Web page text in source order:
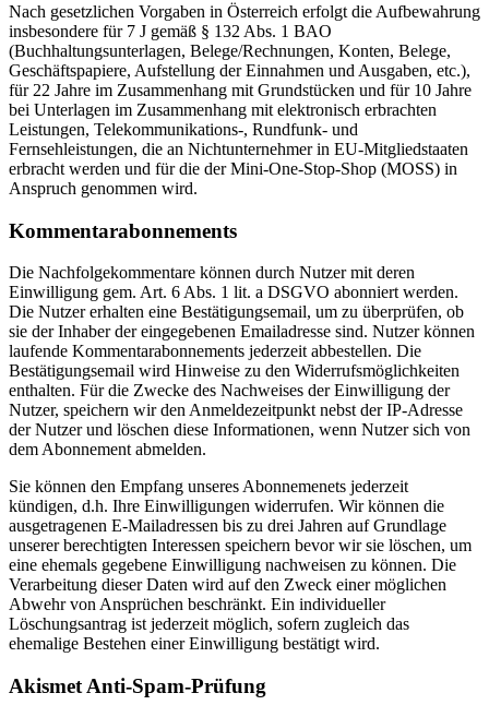
Nach gesetzlichen Vorgaben in Österreich erfolgt die Aufbewahrung
insbesondere für 7 J gemäß § 132 Abs. 1 BAO
(Buchhaltungsunterlagen, Belege/Rechnungen, Konten, Belege,
Geschäftspapiere, Aufstellung der Einnahmen und Ausgaben, etc.),
für 22 Jahre im Zusammenhang mit Grundstücken und für 10 Jahre
bei Unterlagen im Zusammenhang mit elektronisch erbrachten
Leistungen, Telekommunikations-, Rundfunk- und
Fernsehleistungen, die an Nichtunternehmer in EU-Mitgliedstaaten
erbracht werden und für die der Mini-One-Stop-Shop (MOSS) in
Anspruch genommen wird.
Kommentarabonnements
Die Nachfolgekommentare können durch Nutzer mit deren
Einwilligung gem. Art. 6 Abs. 1 lit. a DSGVO abonniert werden.
Die Nutzer erhalten eine Bestätigungsemail, um zu überprüfen, ob
sie der Inhaber der eingegebenen Emailadresse sind. Nutzer können
laufende Kommentarabonnements jederzeit abbestellen. Die
Bestätigungsemail wird Hinweise zu den Widerrufsmöglichkeiten
enthalten. Für die Zwecke des Nachweises der Einwilligung der
Nutzer, speichern wir den Anmeldezeitpunkt nebst der IP-Adresse
der Nutzer und löschen diese Informationen, wenn Nutzer sich von
dem Abonnement abmelden.
Sie können den Empfang unseres Abonnemenets jederzeit
kündigen, d.h. Ihre Einwilligungen widerrufen. Wir können die
ausgetragenen E-Mailadressen bis zu drei Jahren auf Grundlage
unserer berechtigten Interessen speichern bevor wir sie löschen, um
eine ehemals gegebene Einwilligung nachweisen zu können. Die
Verarbeitung dieser Daten wird auf den Zweck einer möglichen
Abwehr von Ansprüchen beschränkt. Ein individueller
Löschungsantrag ist jederzeit möglich, sofern zugleich das
ehemalige Bestehen einer Einwilligung bestätigt wird.
Akismet Anti-Spam-Prüfung